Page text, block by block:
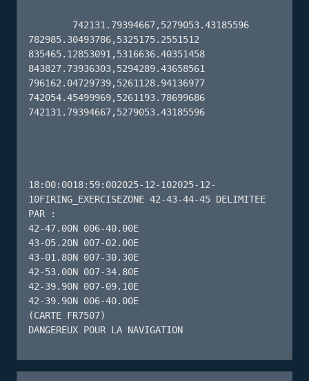
782985.30493786,5325175.2551512
835465.12853091,5316636.40351458
843827.73936303,5294289.43658561
796162.04729739,5261128.94136977
742054.45499969,5261193.78699686
742131.79394667,5279053.43185596
18:00:0018:59:002025-12-102025-12-
10FIRING_EXERCISEZONE 42-43-44-45 DELIMITEE
PAR :
42-47.00N 006-40.00E
43-05.20N 007-02.00E
43-01.80N 007-30.30E
42-53.00N 007-34.80E
42-39.90N 007-09.10E
42-39.90N 006-40.00E
(CARTE FR7507)
DANGEREUX POUR LA NAVIGATION